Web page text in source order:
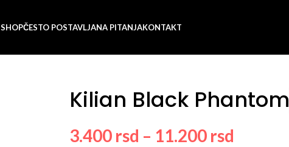
SHOPČESTO POSTAVLJANA PITANJAKONTAKT
Kilian Black Phantom
3.400 rsd – 11.200 rsd